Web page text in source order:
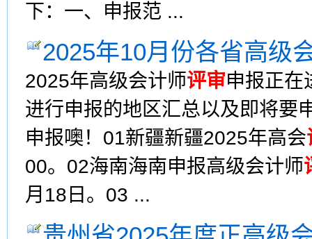
下：一、申报范 ...
2025年10月份各省高级
2025年高级会计师评审申报正在
进行申报的地区汇总以及即将要
申报噢！01新疆新疆2025年高会
00。02海南海南申报高级会计师
月18日。03 ...